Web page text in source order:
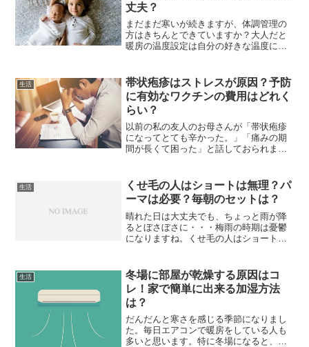
丈夫？
まだまだ寒いが続きますが、体調管理の
方はきちんとできていますか？大人だと
暖房の温度設定は自分の好きな温度に設
のかと悩みますね。また夜間の暖房はど
うすればいいのかも気にな...
生活
帯状疱疹はストレスが原因？予防
に有効なワクチンの費用はどれく
らい？
以前の私の友人のお母さんが「帯状疱疹
になってとても辛かった。」「痛みの期
間が長くて困った」と話しておられまし
けなかったそうです。それから、ブツブ
ツと水泡が広がってきて、...
生活
くせ毛の人はショートは無理？パ
ーマは必要？毎朝のセットは？
晴れた日は大丈夫でも、ちょっと雨が降
るとぼさぼさに・・・梅雨の時期は憂鬱
になりますね。くせ毛の人はショートに
みたいですよね。いくつかのポイントに
気を付ければ、くせ毛の人で...
生活
冬場に部屋が乾燥する原因はコ
レ！家で簡単に出来る加湿方法
は？
だんだんと寒さを感じる季節になりまし
た。毎日エアコンで暖房をしている人も
多いと思います。特に冬場になると、部